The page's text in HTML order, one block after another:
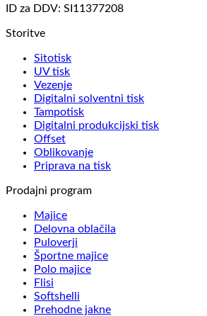
ID za DDV: SI11377208
Storitve
Sitotisk
UV tisk
Vezenje
Digitalni solventni tisk
Tampotisk
Digitalni produkcijski tisk
Offset
Oblikovanje
Priprava na tisk
Prodajni program
Majice
Delovna oblačila
Puloverji
Športne majice
Polo majice
Flisi
Softshelli
Prehodne jakne